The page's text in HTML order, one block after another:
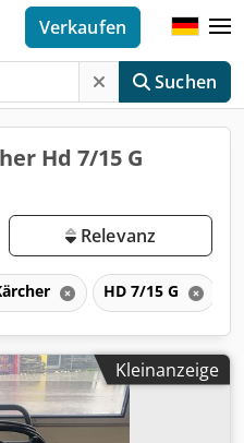
Suchen
Verkaufen
Hd 7/15 G
Relevanz
HD 7/15 G
Kleinanzeige